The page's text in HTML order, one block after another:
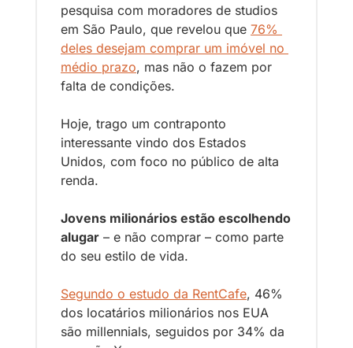
pesquisa com moradores de studios
em São Paulo, que revelou que 76%
deles desejam comprar um imóvel no
médio prazo, mas não o fazem por
falta de condições.
Hoje, trago um contraponto
interessante vindo dos Estados
Unidos, com foco no público de alta
renda.
Jovens milionários estão escolhendo
alugar – e não comprar – como parte
do seu estilo de vida.
Segundo o estudo da RentCafe, 46%
dos locatários milionários nos EUA
são millennials, seguidos por 34% da